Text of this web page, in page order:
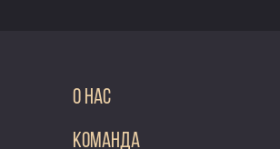
О НАС
КОМАНДА